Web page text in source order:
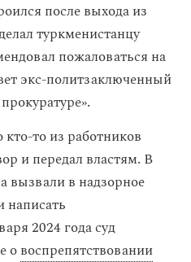
после выхода из
туркменистанцу
пожаловаться на
экс-политзаключенный
то из работников
и передал властям. В
вызвали в надзорное
написать
2024 года суд
овоспрепятствовании